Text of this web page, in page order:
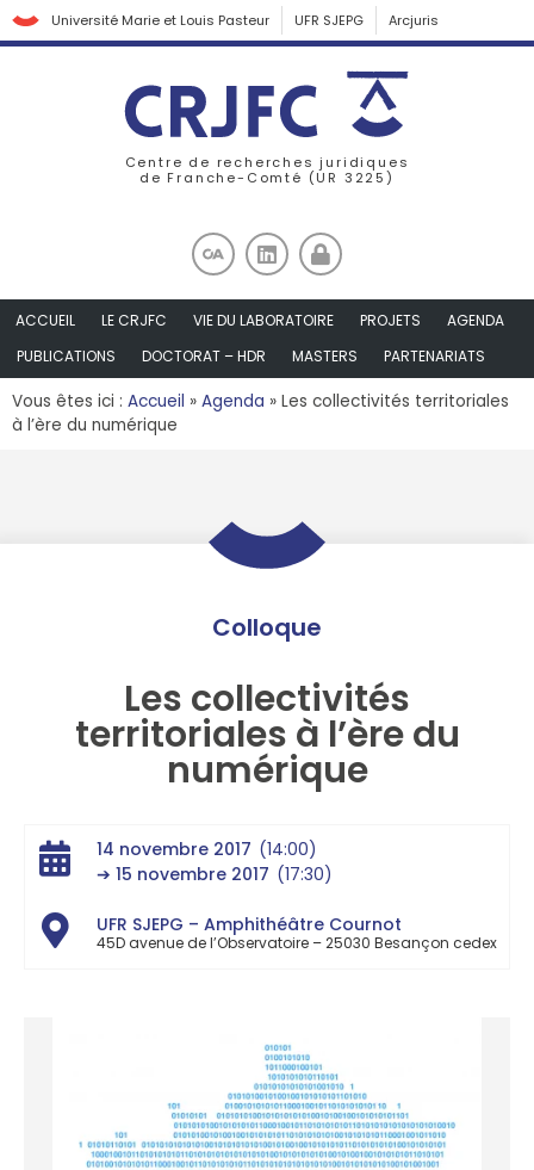
Université Marie et Louis Pasteur UFR SJEPG Arcjuris
Centre de recherches juridiques
de Franche-Comté (UR 3225)
ACCUEIL LE CRJFC VIE DU LABORATOIRE PROJETS
AGENDA
PUBLICATIONS
DOCTORAT – HDR MASTERS PARTENARIATS
Vous êtes ici : Accueil » Agenda » Les collectivités territoriales
à l’ère du numérique
Colloque
Les collectivités
territoriales à l’ère du
numérique
14 novembre 2017 (14:00)
➔ 15 novembre 2017 (17:30)
UFR SJEPG – Amphithéâtre Cournot
45D avenue de l’Observatoire – 25030 Besançon cedex